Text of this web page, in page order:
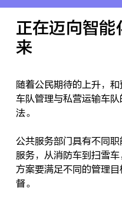
正在迈向智能
来
随着公民期待的上升，
车队管理与私营运输车
法。
公共服务部门具有不同
服务，从消防车到扫雪
方案要满足不同的管理
督。